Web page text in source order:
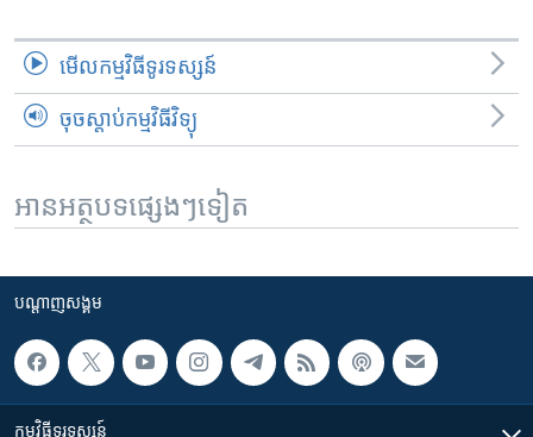
មើល​កម្មវិធី​ទូរទស្សន៍
ចុចស្តាប់កម្មវិធីវិទ្យុ
អានអត្ថបទផ្សេងៗទៀត
បណ្តាញ​សង្គម
កម្មវិធី​ទូរទស្សន៍